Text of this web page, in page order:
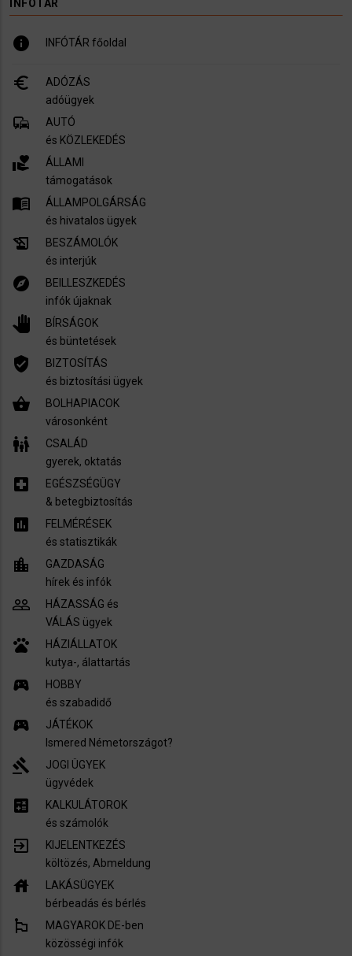
INFÓTÁR
info INFÓTÁR főoldal
euro_symbol
ADÓZÁS
adóügyek
commute
AUTÓ
és KÖZLEKEDÉS
volunteer_activism
ÁLLAMI
támogatások
menu_book
ÁLLAMPOLGÁRSÁG
és hivatalos ügyek
history_edu
BESZÁMOLÓK
és interjúk
explore
BEILLESZKEDÉS
infók újaknak
pan_tool
BÍRSÁGOK
és büntetések
verified_user
BIZTOSÍTÁS
és biztosítási ügyek
shopping_basket
BOLHAPIACOK
városonként
family_restroom
CSALÁD
gyerek, oktatás
local_hospital
EGÉSZSÉGÜGY
​& betegbiztosítás
assessment
FELMÉRÉSEK
és statisztikák
location_city
GAZDASÁG
hírek és infók
people_outline
HÁZASSÁG és
VÁLÁS ügyek
pets
HÁZIÁLLATOK
kutya-, álattartás
sports_esports
HOBBY
és szabadidő
sports_esports
JÁTÉKOK
Ismered Németországot?
gavel
JOGI ÜGYEK
ügyvédek
calculate
KALKULÁTOROK
és számolók
exit_to_app
KIJELENTKEZÉS
költözés, Abmeldung
house
LAKÁSÜGYEK
bérbeadás és bérlés
emoji_flags
MAGYAROK DE-ben
közösségi infók